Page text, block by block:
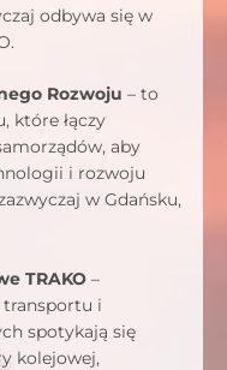
odbywa się w
Rozwoju – to
które łączy
aby
i rozwoju
w Gdańsku,
TRAKO –
transportu i
spotykają się
kolejowej,